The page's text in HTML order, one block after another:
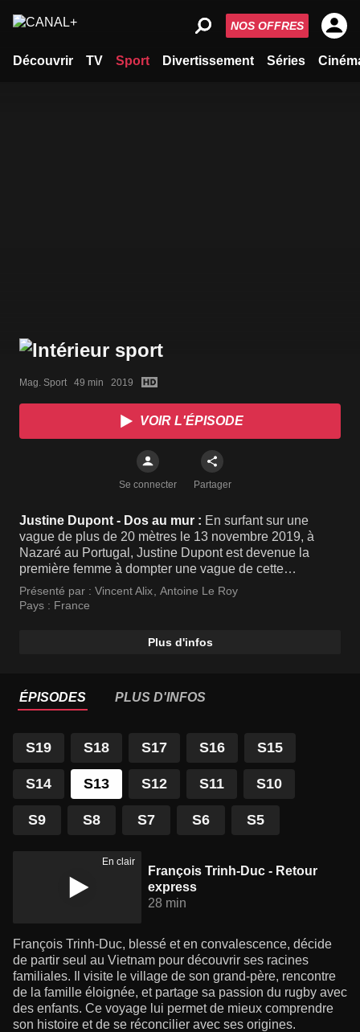
Découvrir TV Sport Divertissement Séries
NOS OFFRES
Mag. Sport   49 min   2019
VOIR L'ÉPISODE
Se connecter Partager
Justine Dupont - Dos au mur : En surfant sur une
vague de plus de 20 mètres le 13 novembre 2019, à
Nazaré au Portugal, Justine Dupont est devenue la
première femme à dompter une vague de cette
importance, 11 mois après une terrible chute. Les
équipes d’INTERIEUR SPORT sont allées à la
Présenté par : Vincent Alix Antoine Le Roy
Pays : France
Plus d'infos
ÉPISODES PLUS D'INFOS
S19 S18 S17 S16 S15
S14 S13 S12 S11 S10
S9 S8 S7 S6 S5
En clair
François Trinh-Duc - Retour
express
28 min
François Trinh-Duc, blessé et en convalescence, décide
de partir seul au Vietnam pour découvrir ses racines
familiales. Il visite le village de son grand-père, rencontre
de la famille éloignée, et partage sa passion du rugby avec
des enfants. Ce voyage lui permet de mieux comprendre
son histoire et de se réconcilier avec ses origines.